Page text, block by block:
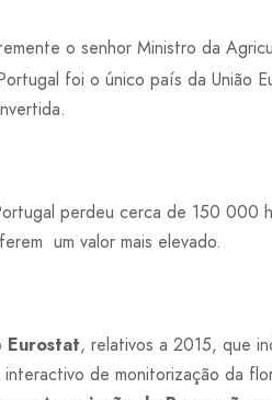
o senhor Ministro da
foi o único país da União
perdeu cerca de 150 000
um valor mais elevado.
Eurostat, relativos a 2015, que
interactivo de monitorização da